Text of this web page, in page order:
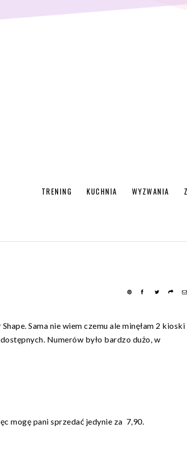
TRENING KUCHNIA WYZWANIA
Sama nie wiem czemu ale minęłam 2 kioski
Numerów było bardzo dużo, w
mogę pani sprzedać jedynie za 7,90.